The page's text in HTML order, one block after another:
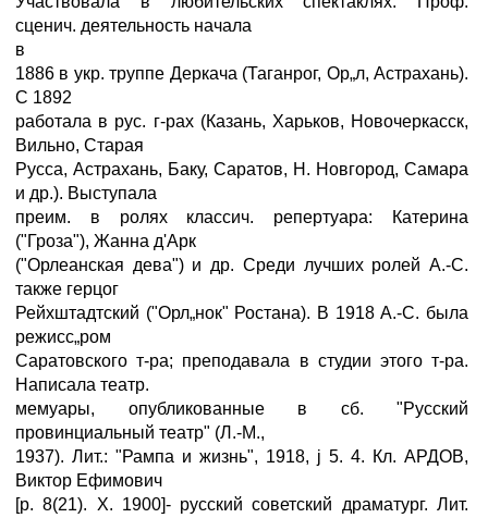
сценич. деятельность начала
в
1886 в укр. труппе Деркача (Таганрог, Ор„л, Астрахань).
С 1892
работала в рус. г-рах (Казань, Харьков, Новочеркасск,
Вильно, Старая
Русса, Астрахань, Баку, Саратов, Н. Новгород, Самара
и др.). Выступала
преим. в ролях классич. репертуара: Катерина
("Гроза"), Жанна д'Арк
("Орлеанская дева") и др. Среди лучших ролей А.-С.
также герцог
Рейхштадтский ("Орл„нок" Ростана). В 1918 А.-С. была
режисс„ром
Саратовского т-ра; преподавала в студии этого т-ра.
Написала театр.
мемуары, опубликованные в сб. "Русский
провинциальный театр" (Л.-М.,
1937). Лит.: "Рампа и жизнь", 1918, ј 5. 4. Кл. АРДОВ,
Виктор Ефимович
[р. 8(21). X. 1900]- русский советский драматург. Лит.